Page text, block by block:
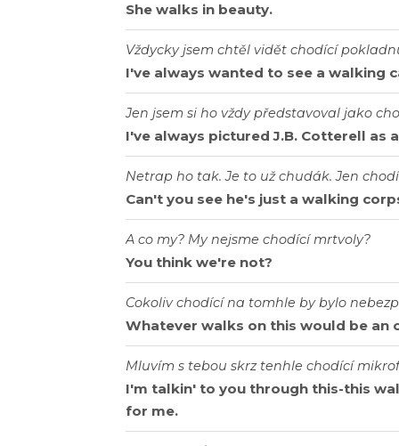
She walks in beauty.
Vždycky jsem chtěl vidět chodící
I've always wanted to see a walking
Jen jsem si ho vždy představoval jako
I've always pictured J.B. Cotterell
Netrap ho tak. Je to už chudák. Jen
Can't you see he's just a walking
A co my? My nejsme chodící mrtvoly?
You think we're not?
Cokoliv chodící na tomhle by bylo
Whatever walks on this would be an
Mluvím s tebou skrz tenhle chodící
I'm talkin' to you through this-this
for me.